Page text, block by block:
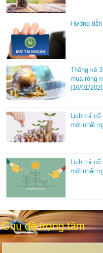
Hướng
Thống kê
mua ròng
(16/01/
Lịch trả
mới nhất
Lịch trả
mới nhất
Chủ đề trọng tâm